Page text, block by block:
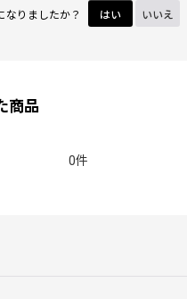
なりましたか？ はい いいえ
商品
0件